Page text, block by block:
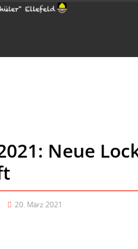
Neue
20. März 2021